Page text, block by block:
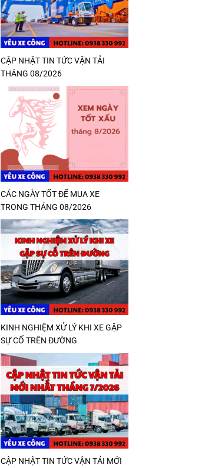
CẬP NHẬT TIN TỨC VẬN TẢI
THÁNG 08/2026
CÁC NGÀY TỐT ĐỂ MUA XE
TRONG THÁNG 08/2026
KINH NGHIỆM XỬ LÝ KHI XE GẶP
SỰ CỐ TRÊN ĐƯỜNG
CẬP NHẬT TIN TỨC VẬN TẢI MỚI